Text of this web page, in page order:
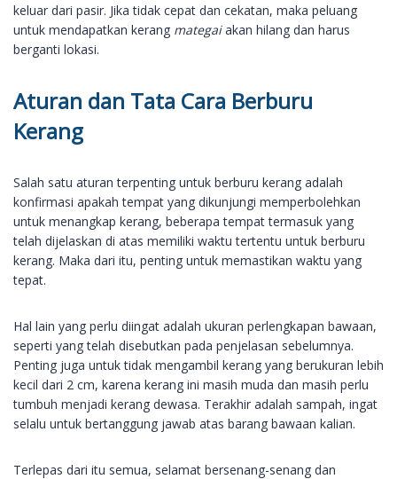
keluar dari pasir. Jika tidak cepat dan cekatan, maka peluang
untuk mendapatkan kerang mategaiakan hilang dan harus
berganti lokasi.
Aturan dan Tata Cara Berburu
Kerang
Salah satu aturan terpenting untuk berburu kerang adalah
konfirmasi apakah tempat yang dikunjungi memperbolehkan
untuk menangkap kerang, beberapa tempat termasuk yang
telah dijelaskan di atas memiliki waktu tertentu untuk berburu
kerang. Maka dari itu, penting untuk memastikan waktu yang
tepat.
Hal lain yang perlu diingat adalah ukuran perlengkapan bawaan,
seperti yang telah disebutkan pada penjelasan sebelumnya.
Penting juga untuk tidak mengambil kerang yang berukuran lebih
kecil dari 2 cm, karena kerang ini masih muda dan masih perlu
tumbuh menjadi kerang dewasa. Terakhir adalah sampah, ingat
selalu untuk bertanggung jawab atas barang bawaan kalian.
Terlepas dari itu semua, selamat bersenang-senang dan